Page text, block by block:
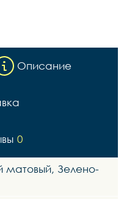
Описание
0
матовый, Зелено-